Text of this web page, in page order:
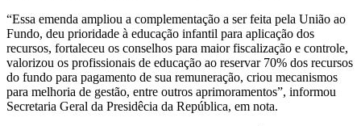
“Essa emenda ampliou a complementação a ser feita pela União ao
Fundo, deu prioridade à educação infantil para aplicação dos
recursos, fortaleceu os conselhos para maior fiscalização e controle,
valorizou os profissionais de educação ao reservar 70% dos recursos
do fundo para pagamento de sua remuneração, criou mecanismos
para melhoria de gestão, entre outros aprimoramentos”, informou
Secretaria Geral da Presidêcia da República, em nota.